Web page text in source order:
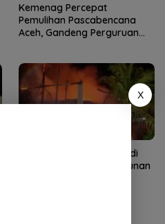
Kemenag Percepat
Pemulihan Pascabencana
Aceh, Gandeng Perguruan
Kebakaran Dapur Bata di
Baitussalam, Satu Bangunan
X